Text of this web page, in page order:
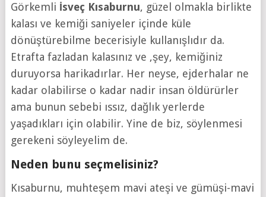
Görkemli İsveç Kısaburnu, güzel olmakla birlikte
kalası ve kemiği saniyeler içinde küle
dönüştürebilme becerisiyle kullanışlıdır da.
Etrafta fazladan kalasınız ve ,şey, kemiğiniz
duruyorsa harikadırlar. Her neyse, ejderhalar ne
kadar olabilirse o kadar nadir insan öldürürler
ama bunun sebebi ıssız, dağlık yerlerde
yaşadıkları için olabilir. Yine de biz, söylenmesi
gerekeni söyleyelim de.
Neden bunu seçmelisiniz?
Kısaburnu, muhteşem mavi ateşi ve gümüşi-mavi